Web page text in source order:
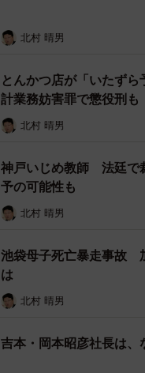
北村 晴男
とんかつ店が「いたず
計業務妨害罪で懲役刑も
北村 晴男
神戸いじめ教師 法廷で
予の可能性も
北村 晴男
池袋母子死亡暴走事故
は
北村 晴男
吉本・岡本昭彦社長は